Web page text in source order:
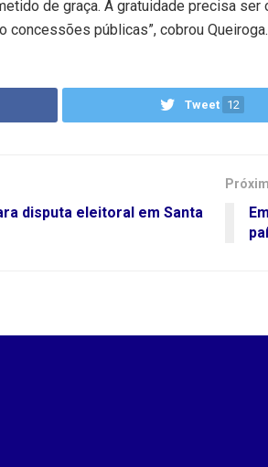
de graça. A gratuidade precisa ser
concessões públicas”, cobrou Queiroga.
Tweet 12
disputa eleitoral em Santa